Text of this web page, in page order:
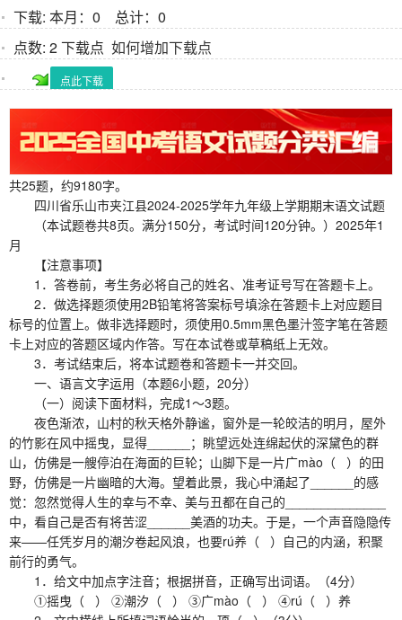
下载: 本月：0 总计：0
点数: 2 下载点 如何增加下载点
点此下载
共25题，约9180字。
四川省乐山市夹江县2024-2025学年九年级上学期期末语文试题
（本试题卷共8页。满分150分，考试时间120分钟。）2025年1
月
【注意事项】
1．答卷前，考生务必将自己的姓名、准考证号写在答题卡上。
2．做选择题须使用2B铅笔将答案标号填涂在答题卡上对应题目
标号的位置上。做非选择题时，须使用0.5mm黑色墨汁签字笔在答题
卡上对应的答题区域内作答。写在本试卷或草稿纸上无效。
3．考试结束后，将本试题卷和答题卡一并交回。
一、语言文字运用（本题6小题，20分）
（一）阅读下面材料，完成1～3题。
夜色渐浓，山村的秋天格外静谧，窗外是一轮皎洁的明月，屋外
的竹影在风中摇曳，显得______；眺望远处连绵起伏的深黛色的群
山，仿佛是一艘停泊在海面的巨轮；山脚下是一片广mào（ ）的田
野，仿佛是一片幽暗的大海。望着此景，我心中涌起了______的感
觉：忽然觉得人生的幸与不幸、美与丑都在自己的______________
中，看自己是否有将苦涩______美酒的功夫。于是，一个声音隐隐传
来——任凭岁月的潮汐卷起风浪，也要rú养（ ）自己的内涵，积聚
前行的勇气。
1．给文中加点字注音；根据拼音，正确写出词语。（4分）
①摇曳（ ） ②潮汐（ ） ③广mào（ ） ④rú（ ）养